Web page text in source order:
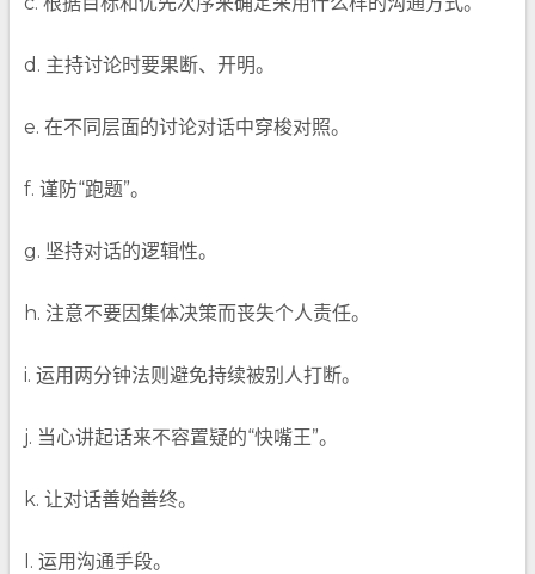
d. 主持讨论时要果断、开明。
e. 在不同层面的讨论对话中穿梭对照。
f. 谨防“跑题”。
g. 坚持对话的逻辑性。
h. 注意不要因集体决策而丧失个人责任。
i. 运用两分钟法则避免持续被别人打断。
j. 当心讲起话来不容置疑的“快嘴王”。
k. 让对话善始善终。
l. 运用沟通手段。